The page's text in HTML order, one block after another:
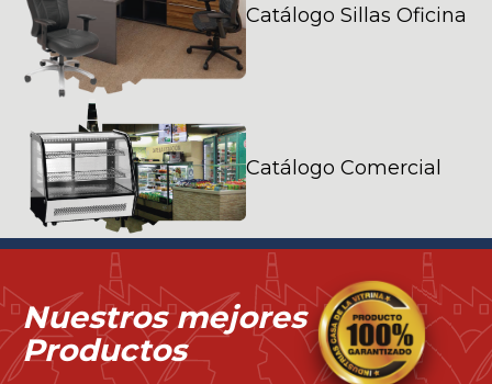
Catálogo Sillas Oficina
Catálogo Comercial
Nuestros mejores
Productos